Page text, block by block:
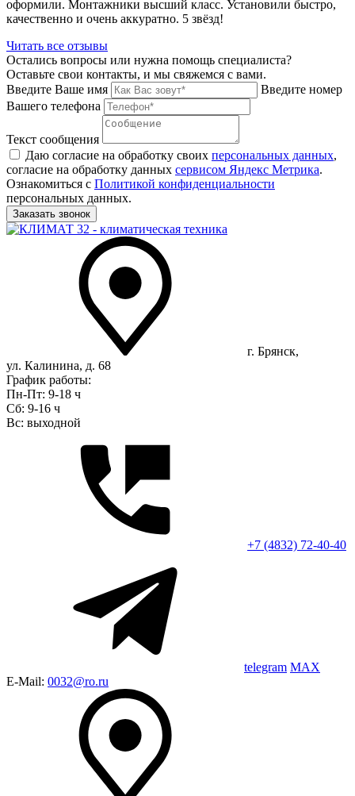
оформили. Монтажники высший класс. Установили быстро,
качественно и очень аккуратно. 5 звёзд!
Читать все отзывы
Остались вопросы или нужна помощь специалиста?
Оставьте свои контакты, и мы свяжемся с вами.
Введите Ваше имя
Введите номер
Вашего телефона
Текст сообщения
Даю согласие на обработку своих персональных данных,
согласие на обработку данных сервисом Яндекс Метрика.
Ознакомиться с Политикой конфиденциальности
персональных данных.
г. Брянск,
ул. Калинина, д. 68
График работы:
Пн-Пт: 9-18 ч
Сб: 9-16 ч
Вс: выходной
+7 (4832) 72-40-40
telegram MAX
E-Mail: 0032@ro.ru